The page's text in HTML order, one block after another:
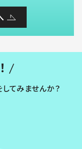
てみませんか？